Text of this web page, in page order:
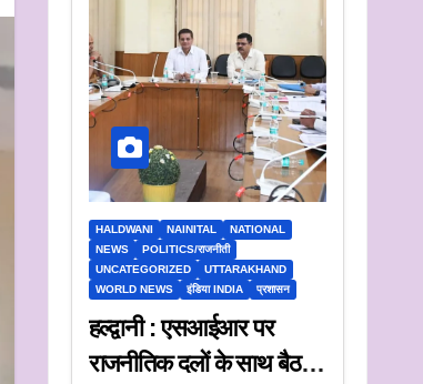
HALDWANI NAINITAL
NATIONAL
NEWS
POLITICS/राजनीती
UNCATEGORIZED
UTTARAKHAND
WORLD NEWS
इंडिया INDIA प्रशासन
हल्द्वानी : एसआईआर पर
राजनीतिक दलों के साथ बैठक,